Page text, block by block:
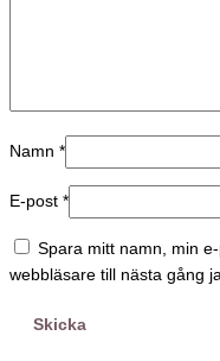
Namn *
E-post *
Spara mitt namn, min
webbläsare till nästa gång